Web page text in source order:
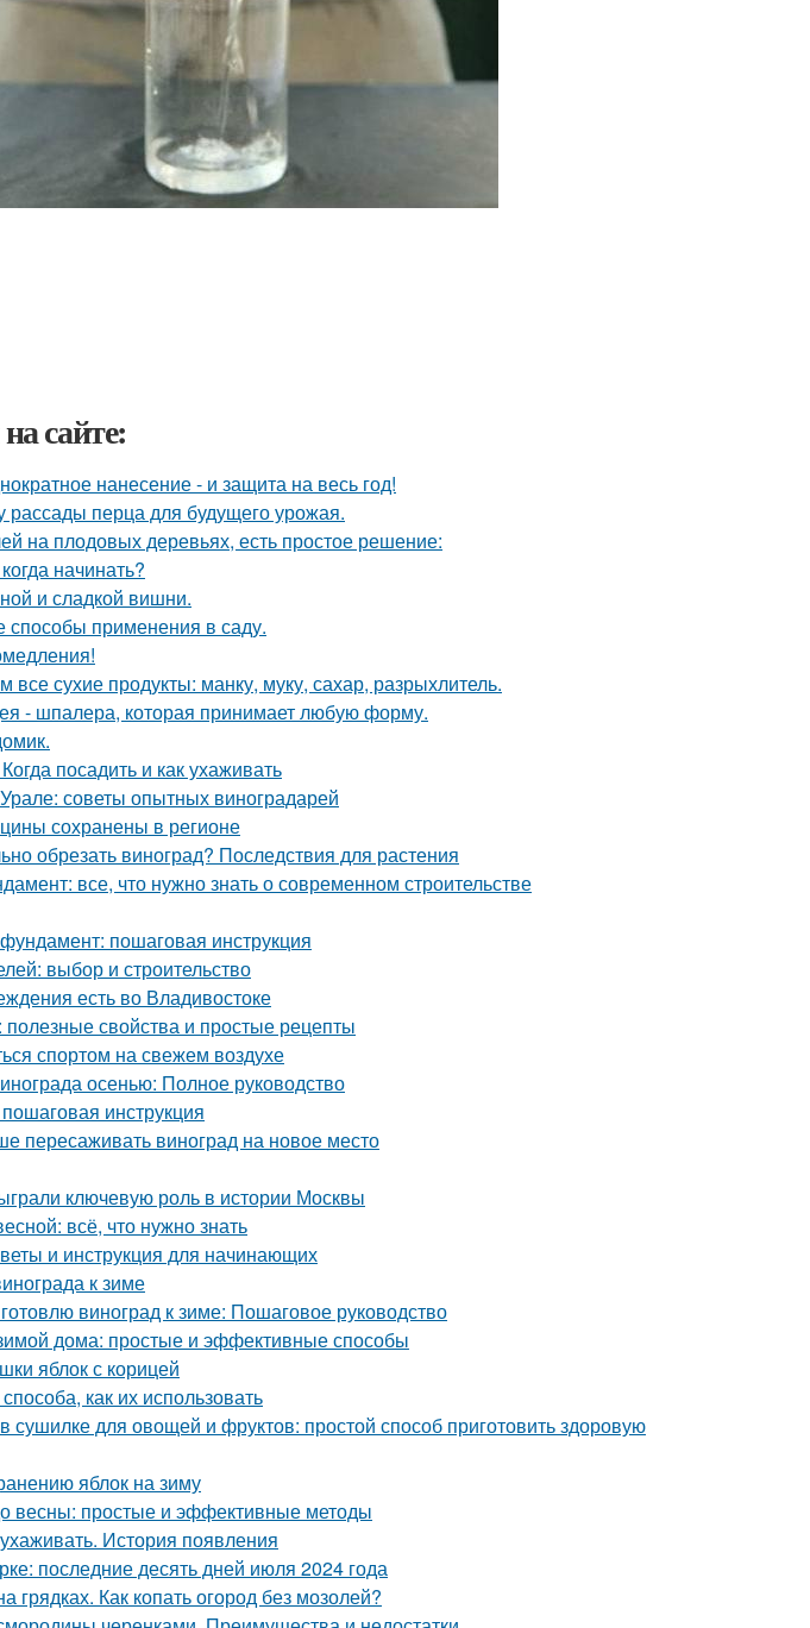
сайте:
нанесение - и защита на весь год!
перца для будущего урожая.
на плодовых деревьях, есть простое решение:
начинать?
и сладкой вишни.
применения в саду.
сухие продукты: манку, муку, сахар, разрыхлитель.
- шпалера, которая принимает любую форму.
посадить и как ухаживать
советы опытных виноградарей
сохранены в регионе
обрезать виноград? Последствия для растения
все, что нужно знать о современном строительстве
пошаговая инструкция
выбор и строительство
есть во Владивостоке
свойства и простые рецепты
спортом на свежем воздухе
осенью: Полное руководство
инструкция
пересаживать виноград на новое место
ключевую роль в истории Москвы
всё, что нужно знать
и инструкция для начинающих
к зиме
виноград к зиме: Пошаговое руководство
дома: простые и эффективные способы
яблок с корицей
как их использовать
для овощей и фруктов: простой способ приготовить здоровую
яблок на зиму
весны: простые и эффективные методы
История появления
последние десять дней июля 2024 года
грядках. Как копать огород без мозолей?